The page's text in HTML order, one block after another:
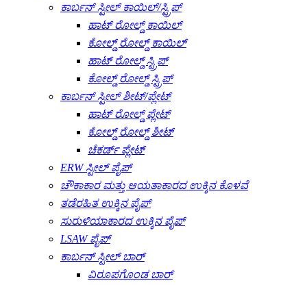
ಕಾರ್ಬನ್ ಸ್ಟೀಲ್ ಕಾಯಿಲ್/ಸ್ಟ್ರಿಪ್
ಹಾಟ್ ರೋಲ್ಡ್ ಕಾಯಿಲ್
ಕೋಲ್ಡ್ ರೋಲ್ಡ್ ಕಾಯಿಲ್
ಹಾಟ್ ರೋಲ್ಡ್ ಸ್ಟ್ರಿಪ್
ಕೋಲ್ಡ್ ರೋಲ್ಡ್ ಸ್ಟ್ರಿಪ್
ಕಾರ್ಬನ್ ಸ್ಟೀಲ್ ಶೀಟ್/ಪ್ಲೇಟ್
ಹಾಟ್ ರೋಲ್ಡ್ ಪ್ಲೇಟ್
ಕೋಲ್ಡ್ ರೋಲ್ಡ್ ಶೀಟ್
ಚೆಕರ್ಡ್ ಪ್ಲೇಟ್
ERW ಸ್ಟೀಲ್ ಪೈಪ್
ಚೌಕಾಕಾರ ಮತ್ತು ಆಯತಾಕಾರದ ಉಕ್ಕಿನ ಕೊಳವೆ
ತಡೆರಹಿತ ಉಕ್ಕಿನ ಪೈಪ್
ಸುರುಳಿಯಾಕಾರದ ಉಕ್ಕಿನ ಪೈಪ್
LSAW ಪೈಪ್
ಕಾರ್ಬನ್ ಸ್ಟೀಲ್ ಬಾರ್
ವಿರೂಪಗೊಂಡ ಬಾರ್